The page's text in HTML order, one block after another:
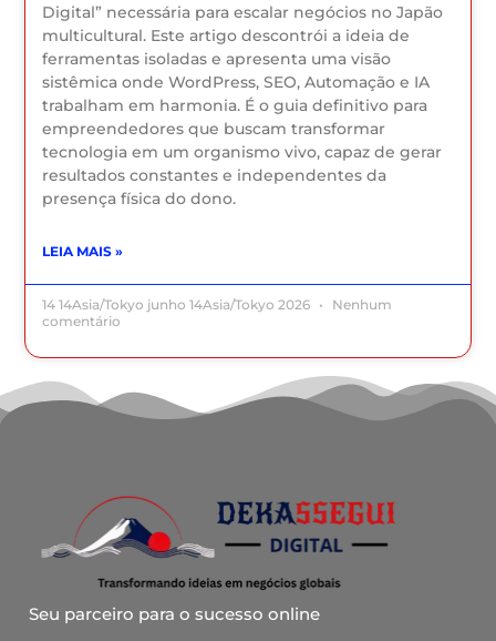
Digital” necessária para escalar negócios no Japão
multicultural. Este artigo descontrói a ideia de
ferramentas isoladas e apresenta uma visão
sistêmica onde WordPress, SEO, Automação e IA
trabalham em harmonia. É o guia definitivo para
empreendedores que buscam transformar
tecnologia em um organismo vivo, capaz de gerar
resultados constantes e independentes da
presença física do dono.
LEIA MAIS »
14 14Asia/Tokyo junho 14Asia/Tokyo 2026
Nenhum
comentário
Seu parceiro para o sucesso online